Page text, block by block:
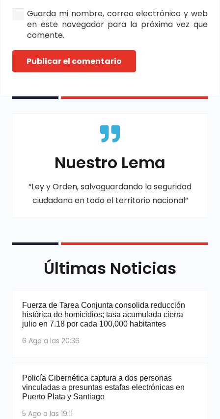
Guarda mi nombre, correo electrónico y web
en este navegador para la próxima vez que
comente.
Publicar el comentario
Nuestro Lema
“Ley y Orden, salvaguardando la seguridad
ciudadana en todo el territorio nacional”
Últimas Noticias
Fuerza de Tarea Conjunta consolida reducción
histórica de homicidios; tasa acumulada cierra
julio en 7.18 por cada 100,000 habitantes
6 Ago a las 20:36
Policía Cibernética captura a dos personas
vinculadas a presuntas estafas electrónicas en
Puerto Plata y Santiago
5 Ago a las 19:11